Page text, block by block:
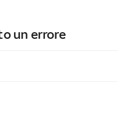
un errore